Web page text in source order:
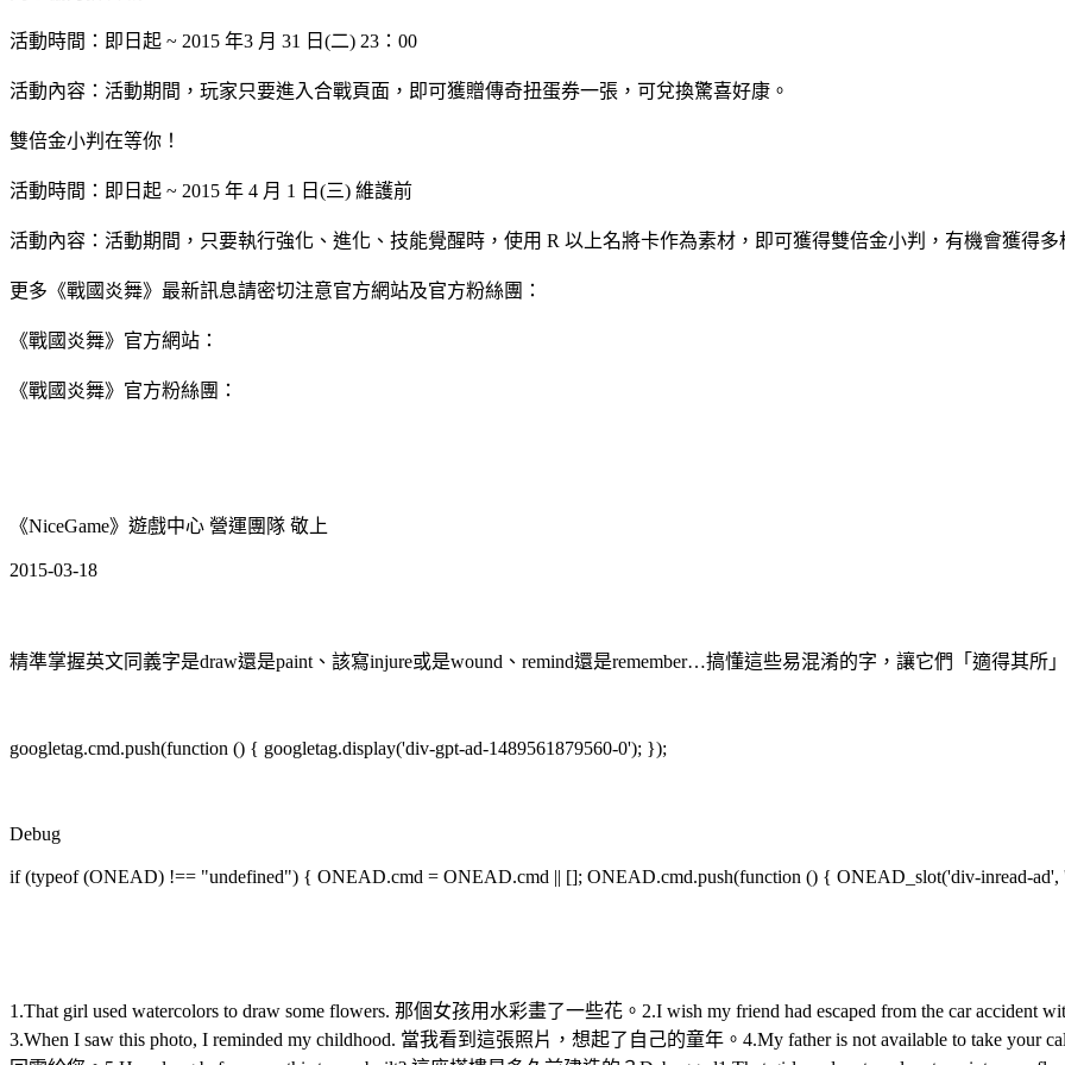
活動時間：即日起 ~ 2015 年3 月 31 日(二) 23：00
活動內容：活動期間，玩家只要進入合戰頁面，即可獲贈傳奇扭蛋券一張，可兌換驚喜好康。
雙倍金小判在等你！
活動時間：即日起 ~ 2015 年 4 月 1 日(三) 維護前
活動內容：活動期間，只要執行強化、進化、技能覺醒時，使用 R 以上名將卡作為素材，即可獲得雙倍金小判，有機會獲得多
更多《戰國炎舞》最新訊息請密切注意官方網站及官方粉絲團：
《戰國炎舞》官方網站：
《戰國炎舞》官方粉絲團：
《NiceGame》遊戲中心 營運團隊 敬上
2015-03-18
精準掌握英文同義字是draw還是paint、該寫injure或是wound、remind還是remember…搞懂這些易混淆的字，讓它們「適得其
googletag.cmd.push(function () { googletag.display('div-gpt-ad-1489561879560-0'); });
Debug
if (typeof (ONEAD) !== "undefined") { ONEAD.cmd = ONEAD.cmd || []; ONEAD.cmd.push(function () { ONEAD_slot('div-inread-ad',
1.That girl used watercolors to draw some flowers. 那個女孩用水彩畫了一些花。2.I wish my friend had escaped from the car
3.When I saw this photo, I reminded my childhood. 當我看到這張照片，想起了自己的童年。4.My father is not available to take